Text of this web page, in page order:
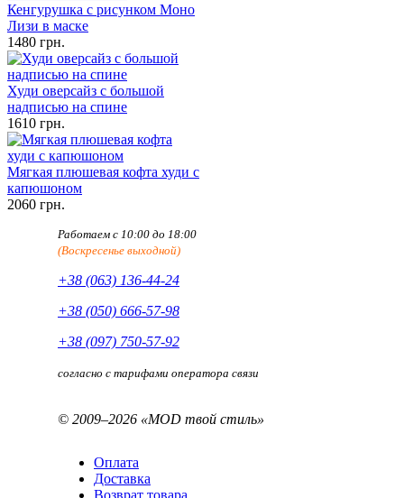
Кенгурушка с рисунком Моно
Лизи в маске
1480 грн.
Худи оверсайз с большой
надписью на спине
1610 грн.
Мягкая плюшевая кофта худи с
капюшоном
2060 грн.
Работаем с 10:00 до 18:00
(Воскресенье выходной)
+38 (063) 136-44-24
+38 (050) 666-57-98
+38 (097) 750-57-92
согласно с тарифами оператора связи
© 2009–2026 «MOD твой стиль»
Оплата
Доставка
Возврат товара